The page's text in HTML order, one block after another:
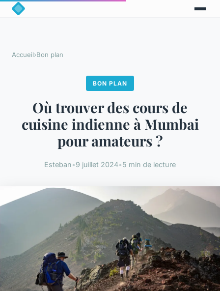
Accueil›Bon plan
BON PLAN
Où trouver des cours de
cuisine indienne à Mumbai
pour amateurs ?
Esteban•9 juillet 2024•5 min de lecture